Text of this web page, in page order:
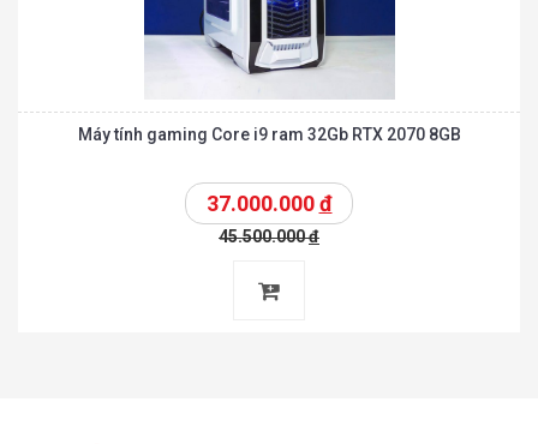
Máy tính gaming Core i9 ram 32Gb RTX 2070 8GB
37.000.000đ
45.500.000đ